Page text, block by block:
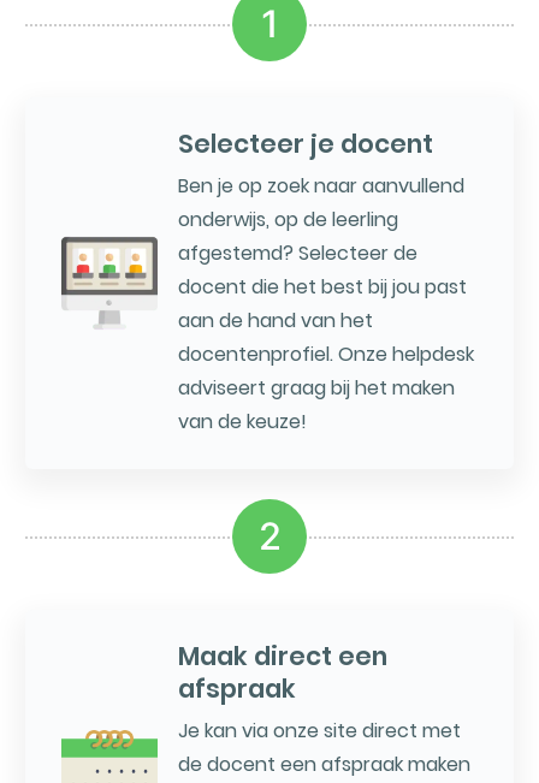
1
Selecteer je docent
Ben je op zoek naar aanvullend
onderwijs, op de leerling
afgestemd? Selecteer de
docent die het best bij jou past
aan de hand van het
docentenprofiel. Onze helpdesk
adviseert graag bij het maken
van de keuze!
2
Maak direct een
afspraak
Je kan via onze site direct met
de docent een afspraak maken